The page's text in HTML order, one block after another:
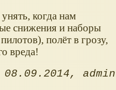
когда нам
снижения и наборы
полёт в грозу,
вреда!
08.09.2014
admin